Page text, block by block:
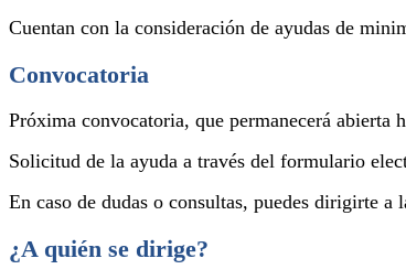
Cuentan con la consideración de ayudas de
Convocatoria
Próxima convocatoria, que permanecerá abierta
Solicitud de la ayuda a través del formulario
En caso de dudas o consultas, puedes dirigirte
¿A quién se dirige?